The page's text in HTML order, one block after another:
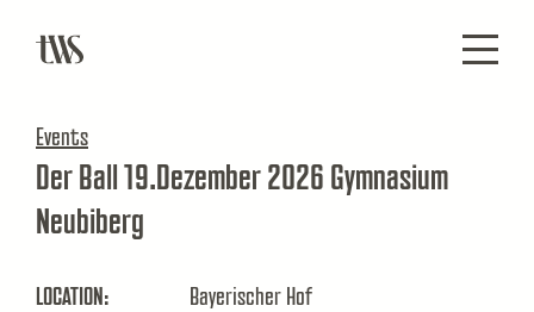
Events
Der Ball 19.Dezember 2026 Gymnasium
Neubiberg
LOCATION:
Bayerischer Hof